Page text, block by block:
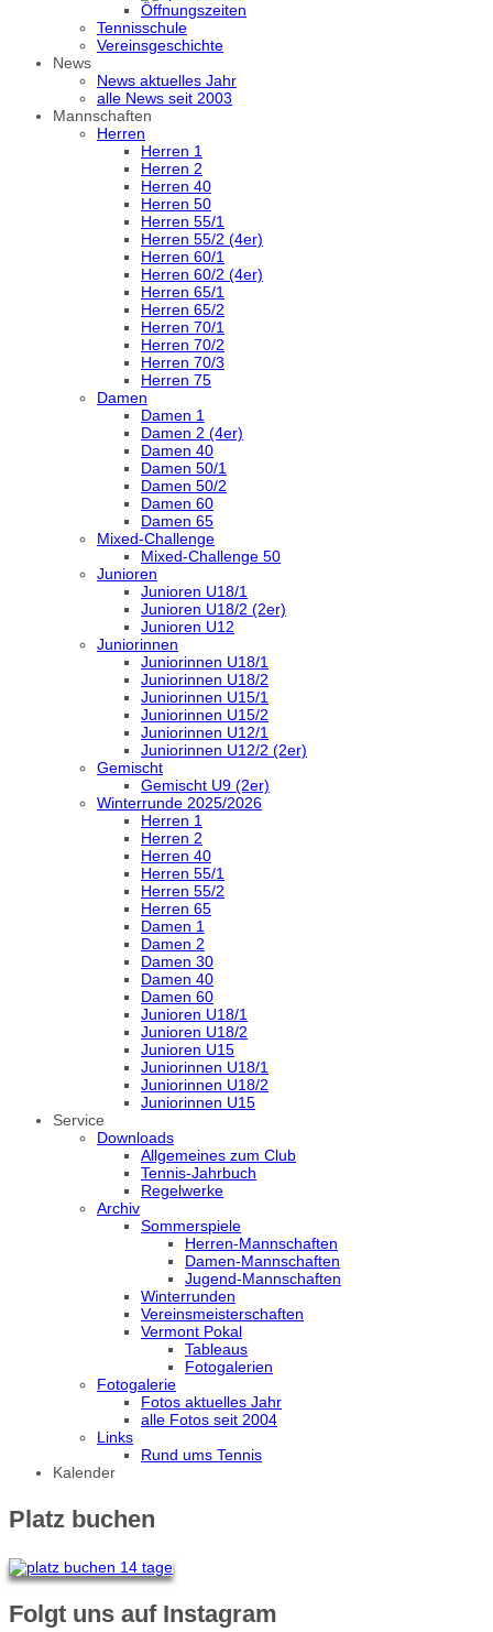
Öffnungszeiten
Tennisschule
Vereinsgeschichte
News
News aktuelles Jahr
alle News seit 2003
Mannschaften
Herren
Herren 1
Herren 2
Herren 40
Herren 50
Herren 55/1
Herren 55/2 (4er)
Herren 60/1
Herren 60/2 (4er)
Herren 65/1
Herren 65/2
Herren 70/1
Herren 70/2
Herren 70/3
Herren 75
Damen
Damen 1
Damen 2 (4er)
Damen 40
Damen 50/1
Damen 50/2
Damen 60
Damen 65
Mixed-Challenge
Mixed-Challenge 50
Junioren
Junioren U18/1
Junioren U18/2 (2er)
Junioren U12
Juniorinnen
Juniorinnen U18/1
Juniorinnen U18/2
Juniorinnen U15/1
Juniorinnen U15/2
Juniorinnen U12/1
Juniorinnen U12/2 (2er)
Gemischt
Gemischt U9 (2er)
Winterrunde 2025/2026
Herren 1
Herren 2
Herren 40
Herren 55/1
Herren 55/2
Herren 65
Damen 1
Damen 2
Damen 30
Damen 40
Damen 60
Junioren U18/1
Junioren U18/2
Junioren U15
Juniorinnen U18/1
Juniorinnen U18/2
Juniorinnen U15
Service
Downloads
Allgemeines zum Club
Tennis-Jahrbuch
Regelwerke
Archiv
Sommerspiele
Herren-Mannschaften
Damen-Mannschaften
Jugend-Mannschaften
Winterrunden
Vereinsmeisterschaften
Vermont Pokal
Tableaus
Fotogalerien
Fotogalerie
Fotos aktuelles Jahr
alle Fotos seit 2004
Links
Rund ums Tennis
Kalender
Platz buchen
Folgt uns auf Instagram